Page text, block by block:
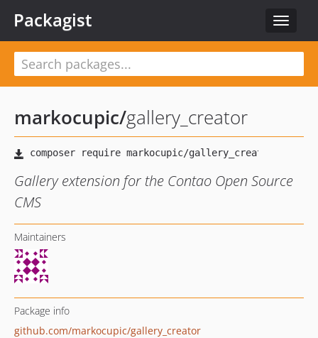
Toggle
Packagist
markocupic/gallery_creator
Gallery extension for the Contao Open Source
CMS
Maintainers
Package info
github.com/markocupic/gallery_creator